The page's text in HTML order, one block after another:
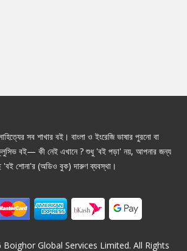
সব শাখার বই। বাংলা ও ইংরেজি ভাষার পুরনো বা
বই— কী নেই এখানে ? শুধু 'বই পড়া' নয়, আপনার জন্য
'বই শোনা'র (অডিও বুক) দারুণ ব্যবস্থা।
Boighor Global Services Limited. All Rights